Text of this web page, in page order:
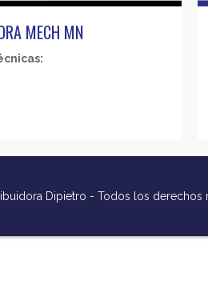
MECH MN
Dipietro - Todos los derechos